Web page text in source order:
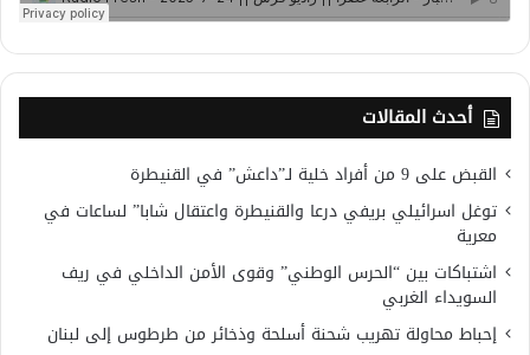
أحدث المقالات
القبض على 9 من أفراد خلية لـ”داعش” في القنيطرة
توغل اسرائيلي بريفي درعا والقنيطرة واعتقال شابا” لساعات في
معرية
اشتباكات بين “الحرس الوطني” وقوى الأمن الداخلي في ريف
السويداء الغربي
إحباط محاولة تهريب شحنة أسلحة وذخائر من طرطوس إلى لبنان